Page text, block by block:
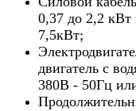
0,37 до 2,2
7,5кВт;
двигатель с
380В - 50Гц